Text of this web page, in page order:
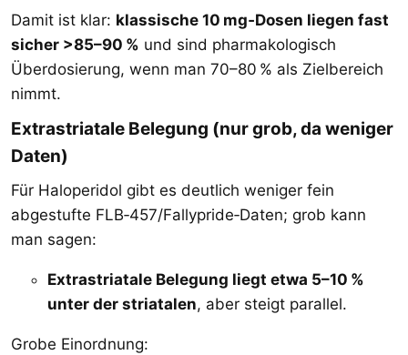
Damit ist klar: klassische 10 mg‑Dosen liegen fast
sicher >85–90 % und sind pharmakologisch
Überdosierung, wenn man 70–80 % als Zielbereich
nimmt.
Extrastriatale Belegung (nur grob, da weniger
Daten)​
Für Haloperidol gibt es deutlich weniger fein
abgestufte FLB‑457/Fallypride‑Daten; grob kann
man sagen:
Extrastriatale Belegung liegt etwa 5–10 %
unter der striatalen, aber steigt parallel.
Grobe Einordnung: